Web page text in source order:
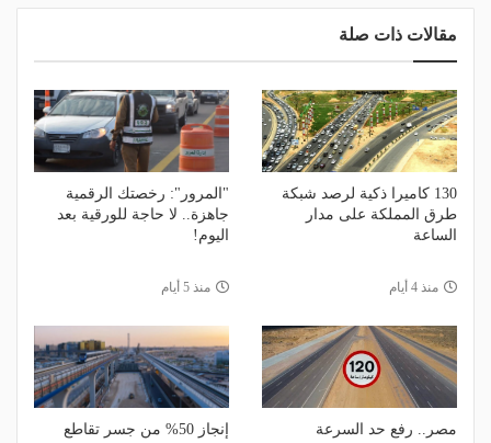
مقالات ذات صلة
130 كاميرا ذكية لرصد شبكة
طرق المملكة على مدار
الساعة
منذ 4 أيام
"المرور": رخصتك الرقمية
جاهزة.. لا حاجة للورقية بعد
اليوم!
منذ 5 أيام
مصر.. رفع حد السرعة
إنجاز 50% من جسر تقاطع